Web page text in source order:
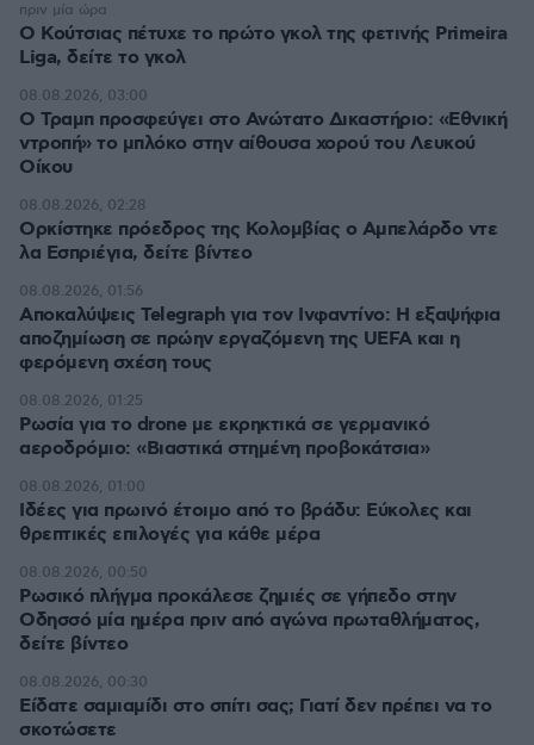
Ο Κούτσιας πέτυχε το πρώτο γκολ της φετινής Primeira
Liga, δείτε το γκολ
πριν μία ώρα
Ο Τραμπ προσφεύγει στο Ανώτατο Δικαστήριο: «Εθνική
ντροπή» το μπλόκο στην αίθουσα χορού του Λευκού
Οίκου
08.08.2026, 03:00
Ορκίστηκε πρόεδρος της Κολομβίας ο Αμπελάρδο ντε
λα Εσπριέγια, δείτε βίντεο
08.08.2026, 02:28
Αποκαλύψεις Telegraph για τον Ινφαντίνο: Η εξαψήφια
αποζημίωση σε πρώην εργαζόμενη της UEFA και η
φερόμενη σχέση τους
08.08.2026, 01:56
Ρωσία για το drone με εκρηκτικά σε γερμανικό
αεροδρόμιο: «Βιαστικά στημένη προβοκάτσια»
08.08.2026, 01:25
Ιδέες για πρωινό έτοιμο από το βράδυ: Εύκολες και
θρεπτικές επιλογές για κάθε μέρα
08.08.2026, 01:00
Ρωσικό πλήγμα προκάλεσε ζημιές σε γήπεδο στην
Οδησσό μία ημέρα πριν από αγώνα πρωταθλήματος,
δείτε βίντεο
08.08.2026, 00:50
Είδατε σαμιαμίδι στο σπίτι σας; Γιατί δεν πρέπει να το
σκοτώσετε
08.08.2026, 00:30